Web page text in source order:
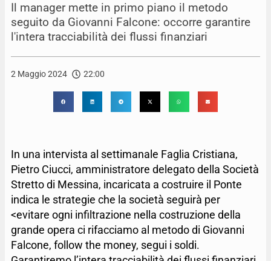
Il manager mette in primo piano il metodo
seguito da Giovanni Falcone: occorre garantire
l'intera tracciabilità dei flussi finanziari
2 Maggio 2024 22:00
In una intervista al settimanale Faglia Cristiana,
Pietro Ciucci, amministratore delegato della Società
Stretto di Messina, incaricata a costruire il Ponte
indica le strategie che la società seguirà per
<evitare ogni infiltrazione nella costruzione della
grande opera ci rifacciamo al metodo di Giovanni
Falcone, follow the money, segui i soldi.